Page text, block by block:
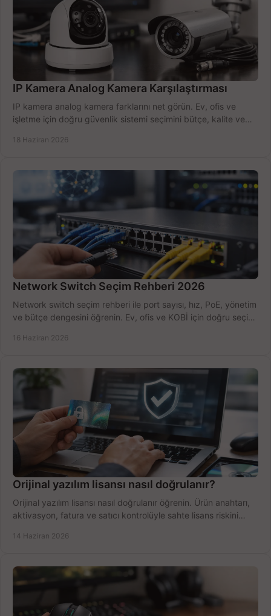
IP Kamera Analog Kamera Karşılaştırması
IP kamera analog kamera farklarını net görün. Ev, ofis ve
işletme için doğru güvenlik sistemi seçimini bütçe, kalite ve
18 Haziran 2026
Network Switch Seçim Rehberi 2026
Network switch seçim rehberi ile port sayısı, hız, PoE, yönetim
ve bütçe dengesini öğrenin. Ev, ofis ve KOBİ için doğru seçimi
16 Haziran 2026
Orijinal yazılım lisansı nasıl doğrulanır?
Orijinal yazılım lisansı nasıl doğrulanır öğrenin. Ürün anahtarı,
aktivasyon, fatura ve satıcı kontrolüyle sahte lisans riskini
14 Haziran 2026